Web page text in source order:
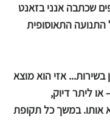
שכתבה אנני בזאנט
התאוסופית
אזי הוא מוצא
ליתר דיוק,
אותו. במשך כל תקופת